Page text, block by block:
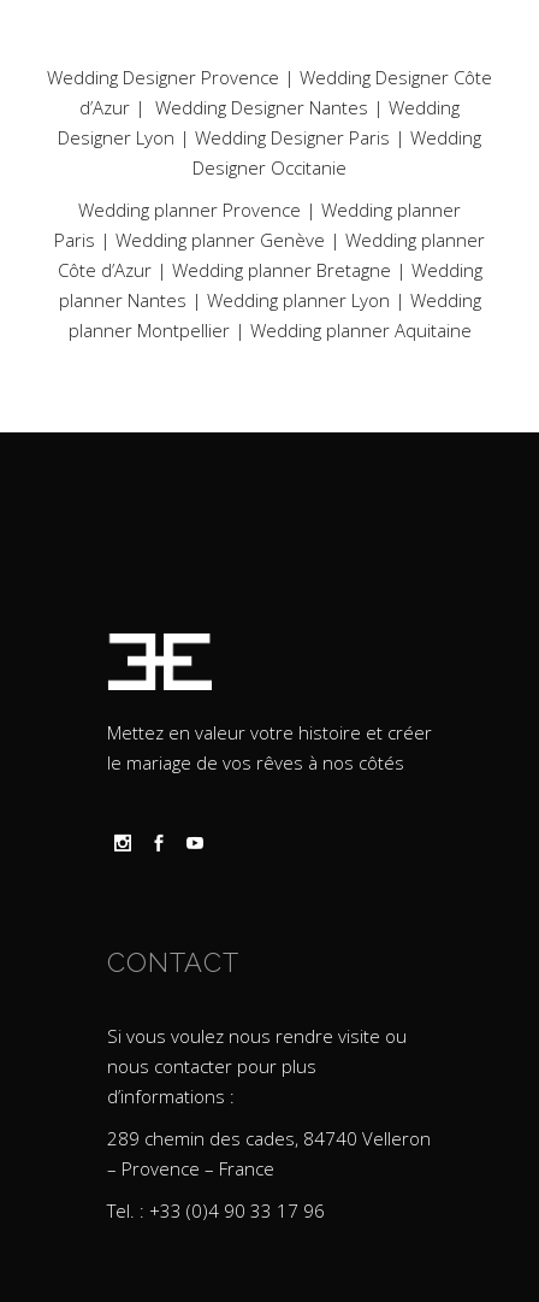
Wedding Designer Provence | Wedding Designer Côte
d’Azur | Wedding Designer Nantes | Wedding
Designer Lyon | Wedding Designer Paris | Wedding
Designer Occitanie
Wedding planner Provence | Wedding planner
Paris | Wedding planner Genève | Wedding planner
Côte d’Azur| Wedding planner Bretagne | Wedding
planner Nantes | Wedding planner Lyon | Wedding
planner Montpellier| Wedding planner Aquitaine
Mettez en valeur votre histoire et créer
le mariage de vos rêves à nos côtés
CONTACT
Si vous voulez nous rendre visite ou
nous contacter pour plus
d’informations :
289 chemin des cades, 84740 Velleron
– Provence – France
Tel. : +33 (0)4 90 33 17 96